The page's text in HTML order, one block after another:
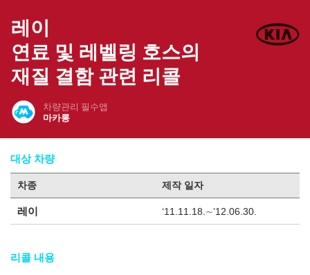
레이
연료 및 레벨링 호스의
재질 결함 관련 리콜
차량관리 필수앱
마카롱
대상 차량
차종 제작 일자
레이 ‘11.11.18.∼’12.06.30.
리콜 내용